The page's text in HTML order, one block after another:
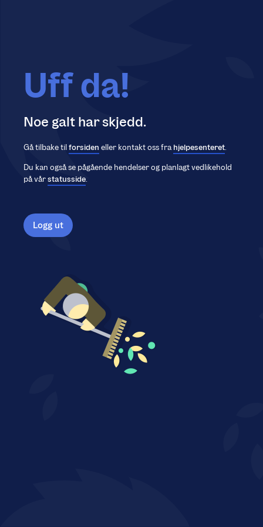
Uff da!
Noe galt har skjedd.
Gå tilbake tilforsiden eller kontakt oss frahjelpesenteret.
Du kan også se pågående hendelser og planlagt vedlikehold
på vårstatusside.
Logg ut